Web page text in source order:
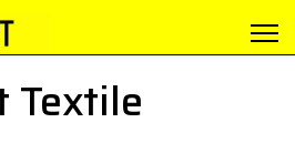
Textile